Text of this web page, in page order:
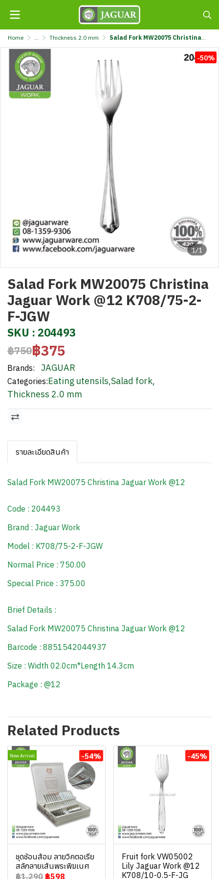
Home ... Thickness 2.0 mm Salad Fork MW20075 Christina Jaguar Work @12 K708/75-2-F-JGW
1/1
-50%
Salad Fork MW20075 Christina
Jaguar Work @12 K708/75-2-
F-JGW
SKU : 204493
฿750฿375
Brands: JAGUAR
Categories:Eating utensils,Salad fork,
Thickness 2.0 mm
รายละเอียดสินค้า
Salad Fork MW20075 Christina Jaguar Work @12
Code : 204493
Brand : Jaguar Work
Model : K708/75-2-F-JGW
Normal Price : 750.00
Special Price : 375.00
Brief Details :
Salad Fork MW20075 Christina Jaguar Work @12
Barcode : 8851542044937
Size : Width 02.0cm*Length 14.3cm
Package : @12
Related Products
New Arrival -54%
ชุดช้อนส้อม ลายวิคตอเรีย
สลักลายเส้นพระพิฆเนศ
฿1,290 ฿598
-45%
Fruit fork VW05002
Lily Jaguar Work @12
K708/10-0.5-F-JG